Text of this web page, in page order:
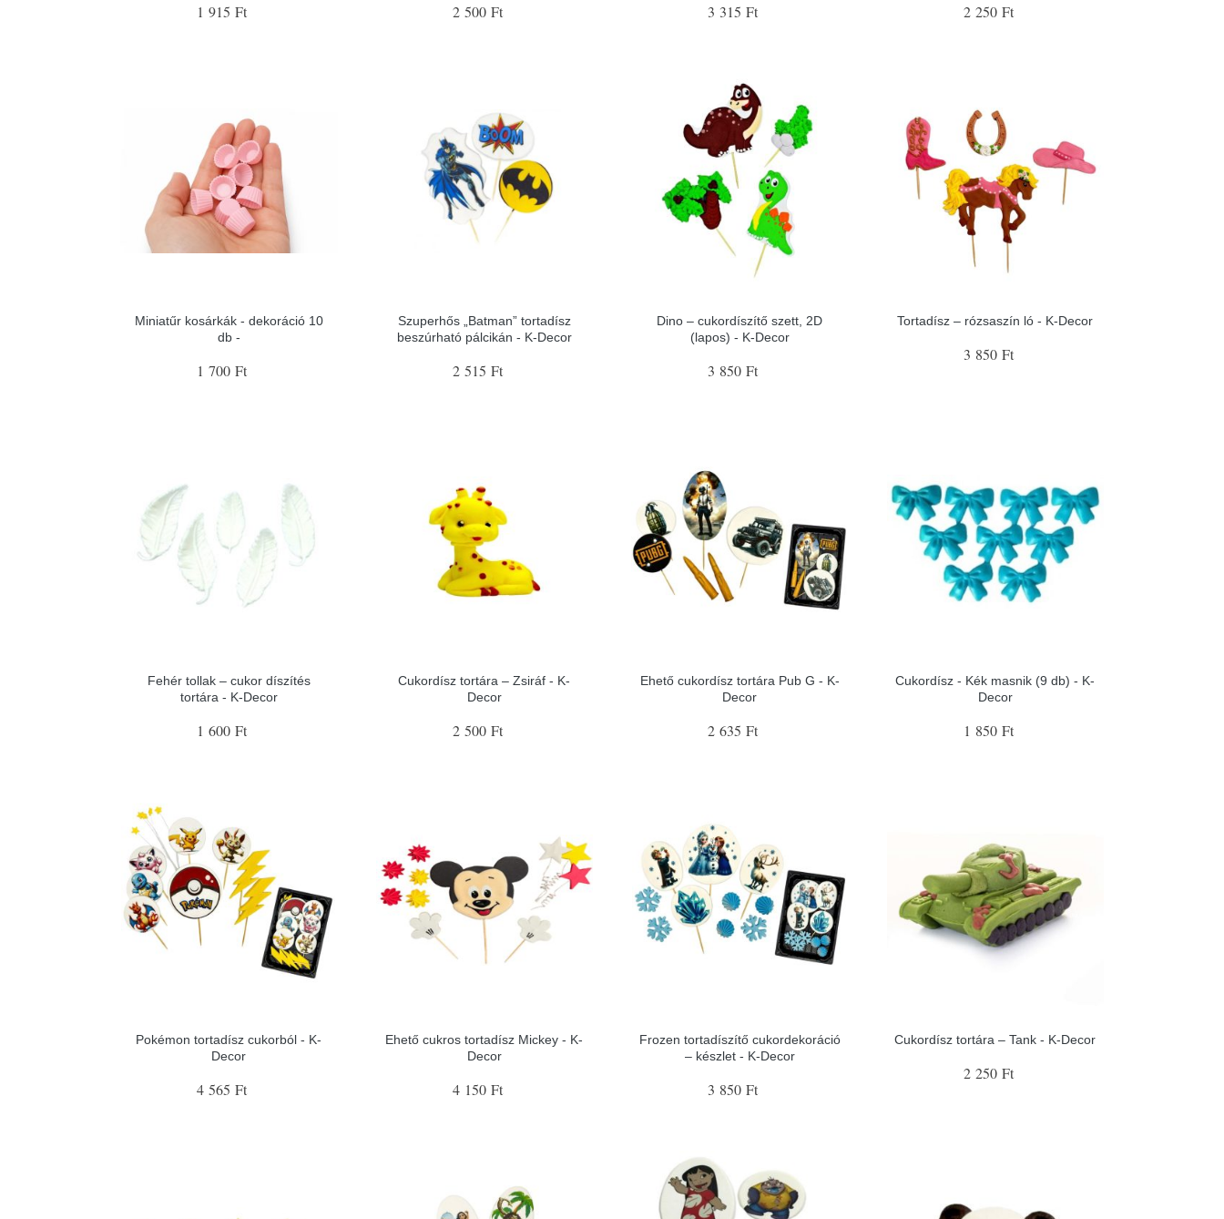
1 915 Ft 2 500 Ft 3 315 Ft 2 250 Ft
Miniatűr kosárkák - dekoráció 10
db -
1 700 Ft
Szuperhős „Batman” tortadísz
beszúrható pálcikán - K-Decor
2 515 Ft
Dino – cukordíszítő szett, 2D
(lapos) - K-Decor
3 850 Ft
Tortadísz – rózsaszín ló - K-Decor
3 850 Ft
Fehér tollak – cukor díszítés
tortára - K-Decor
1 600 Ft
Cukordísz tortára – Zsiráf - K-
Decor
2 500 Ft
Ehető cukordísz tortára Pub G - K-
Decor
2 635 Ft
Cukordísz - Kék masnik (9 db) - K-
Decor
1 850 Ft
Pokémon tortadísz cukorból - K-
Decor
4 565 Ft
Ehető cukros tortadísz Mickey - K-
Decor
4 150 Ft
Frozen tortadíszítő cukordekoráció
– készlet - K-Decor
3 850 Ft
Cukordísz tortára – Tank - K-Decor
2 250 Ft